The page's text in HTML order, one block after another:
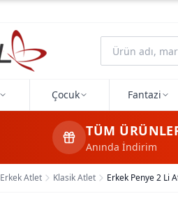
Çocuk Fantazi
TÜM
Anında İndirim
Erkek Atlet Klasik Atlet Erkek Penye 2 Li